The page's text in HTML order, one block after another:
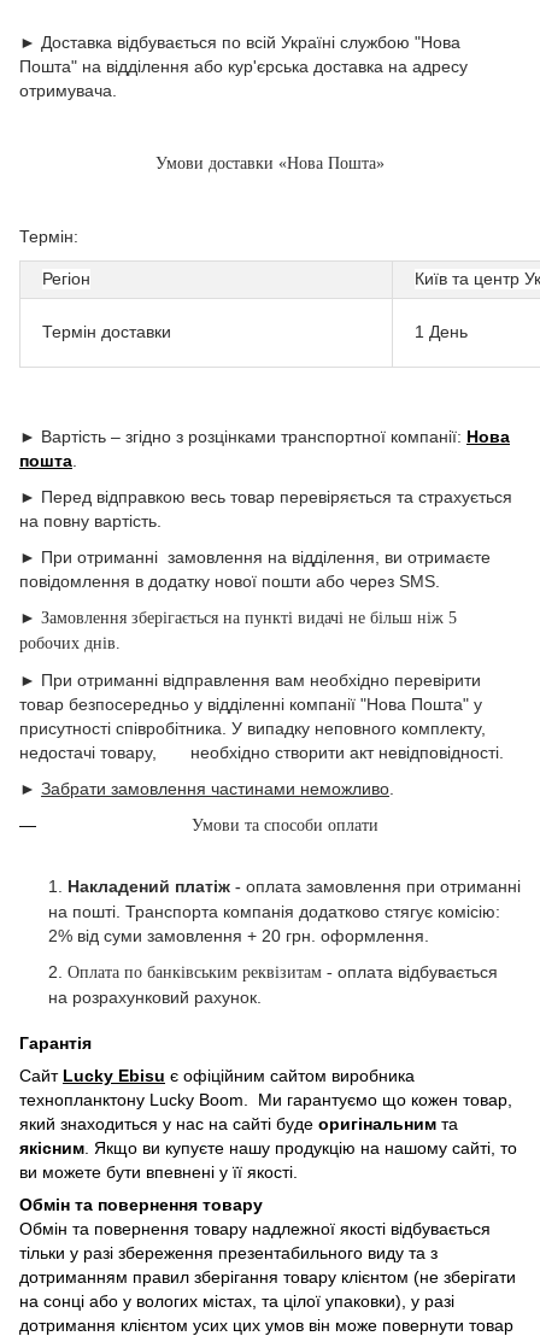
► Доставка відбувається по всій Україні службою "Нова
Пошта" на відділення або кур'єрська доставка на адресу
отримувача.
Умови доставки «Нова Пошта»
Термін:
Регіон Київ та центр
Термін доставки 1 День
► Вартість – згідно з розцінками транспортної компанії: Нова
пошта
► Перед відправкою весь товар перевіряється та страхується
на повну вартість.
► При отриманні замовлення на відділення, ви отримаєте
повідомлення в додатку нової пошти або через SMS.
► Замовлення зберігається на пункті видачі не більш ніж 5
робочих днів.
► При отриманні відправлення вам необхідно перевірити
товар безпосередньо у відділенні компанії "Нова Пошта" у
присутності співробітника. У випадку неповного комплекту,
недостачі товару, необхідно створити акт невідповідності.
► Забрати замовлення частинами неможливо
Умови та способи оплати
1. Накладений платіж - оплата замовлення при отриманні
на пошті. Транспорта компанія додатково стягує комісію:
2% від суми замовлення + 20 грн. оформлення.
2. Оплата по банківським реквізитам - оплата відбувається
на розрахунковий рахунок.
Гарантія
Сайт Lucky Ebisu є офіційним сайтом виробника
технопланктону Lucky Boom. Ми гарантуємо що кожен товар,
який знаходиться у нас на сайті буде оригінальним та
якісним . Якщо ви купуєте нашу продукцію на нашому сайті, то
ви можете бути впевнені у її якості.
Обмін та повернення товару
Обмін та повернення товару надлежної якості відбувається
тільки у разі збереження презентабильного виду та з
дотриманням правил зберігання товару клієнтом (не зберігати
на сонці або у вологих містах, та цілої упаковки), у разі
дотримання клієнтом усих цих умов він може повернути товар